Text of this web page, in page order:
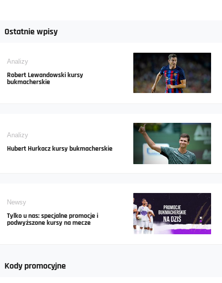
Ostatnie wpisy
Analizy
Robert Lewandowski kursy
bukmacherskie
Analizy
Hubert Hurkacz kursy bukmacherskie
Newsy
Tylko u nas: specjalne promocje i
podwyższone kursy na mecze
Kody promocyjne